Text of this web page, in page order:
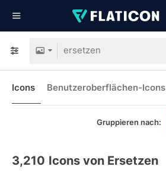
Icons Benutzeroberflächen-Icons
Gruppieren nach:
3,210 Icons von Ersetzen